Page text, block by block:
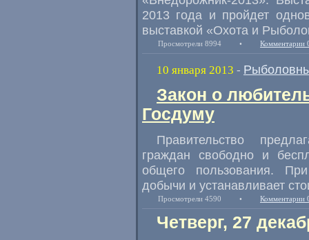
2013 года и пройдет
выставкой «Охота и
Просмотрели 8994 • Комментарии
10 января 2013 -
Закон о
Госдуму
Правительство
граждан свободно и
общего пользования.
добычи и устанавливает
Просмотрели 4590 • Комментарии
Четверг, 27